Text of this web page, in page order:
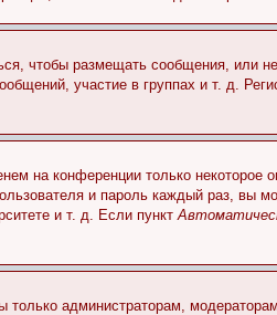
чтобы размещать сообщения, или
участие в группах и т. д.
на конференции только некоторое
и пароль каждый раз, вы
и т. д. Если пункт
только администраторам,